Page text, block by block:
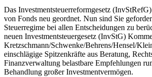
Das Investmentsteuerreformgesetz
von Fonds neu geordnet. Nun sind Sie
Steuerregime bei allen Entscheidungen zu
neuen Investmentsteuergesetz (InvStG)
Kretzschmann/Schwenke/Behrens/Hensel/
einschlägige Spitzenkräfte aus Beratung,
Finanzverwaltung belastbare Empfehlungen
Behandlung großer Investmentvermögen.